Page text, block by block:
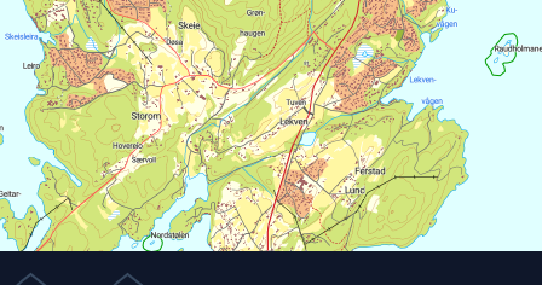
Nordlia Turlag
Finnøy og Rennesøy Topptur 2026
Finnøy Frivilligsentral/ Stavanger kommu
Fjelltrim Bryggja 2026
Bryggja IL